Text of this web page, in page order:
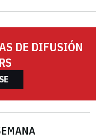
DE DIFUSIÓN